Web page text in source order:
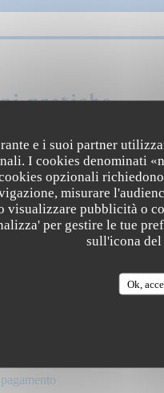
e i suoi partner
I cookies denominati
opzionali
misurare
visualizzare pubblicità o
per gestire le tue
sull'icona del
Ok,
pratiche
Cucina tradizionale, Terroir
Connessione wifi